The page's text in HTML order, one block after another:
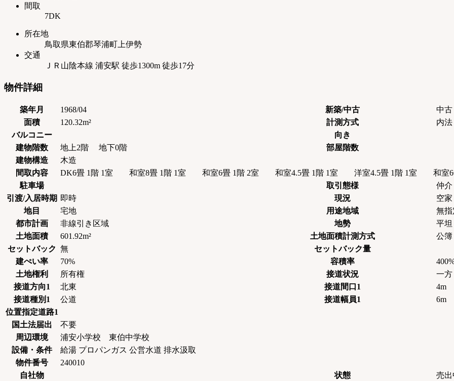
間取
7DK
所在地
鳥取県東伯郡琴浦町上伊勢
交通
ＪＲ山陰本線 浦安駅 徒歩1300m 徒歩17分
物件詳細
築年月 1968/04 新築/中古
中古
面積
120.32m² 計測方式
内法
バルコニー
向き
建物階数
地上2階 地下0階
部屋階数
建物構造
木造
間取内容
DK6畳 1階 1室 和室8畳 1階 1室 和室6畳 1階 2室 和室4.5畳 1階 1室 洋室4.5畳 1階 1室 和
駐車場
取引態様
仲介
引渡/入居時期 即時 現況
空家
地目
宅地 用途地域
無指
都市計画
非線引き区域 地勢
平坦
土地面積
601.92m² 土地面積計測方式
公簿
セットバック 無
セットバック量
建ぺい率
70% 容積率
土地権利
所有権 接道状況
一方
接道方向1
北東 接道間口1
4m
接道種別1
公道 接道幅員1
6m
位置指定道路1
国土法届出
不要
周辺環境
浦安小学校 東伯中学校
設備・条件
給湯 プロパンガス 公営水道 排水汲取
物件番号
240010
自社物
状態 売出